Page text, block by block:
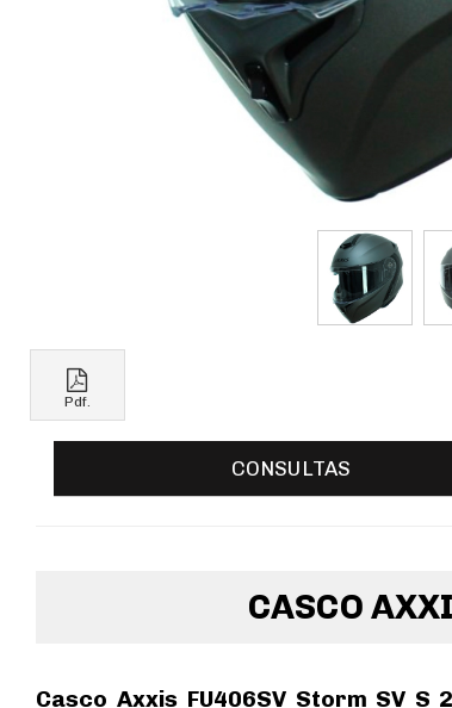
Pdf.
CONSULTAS
CASCO
Casco Axxis FU406SV Storm SV S